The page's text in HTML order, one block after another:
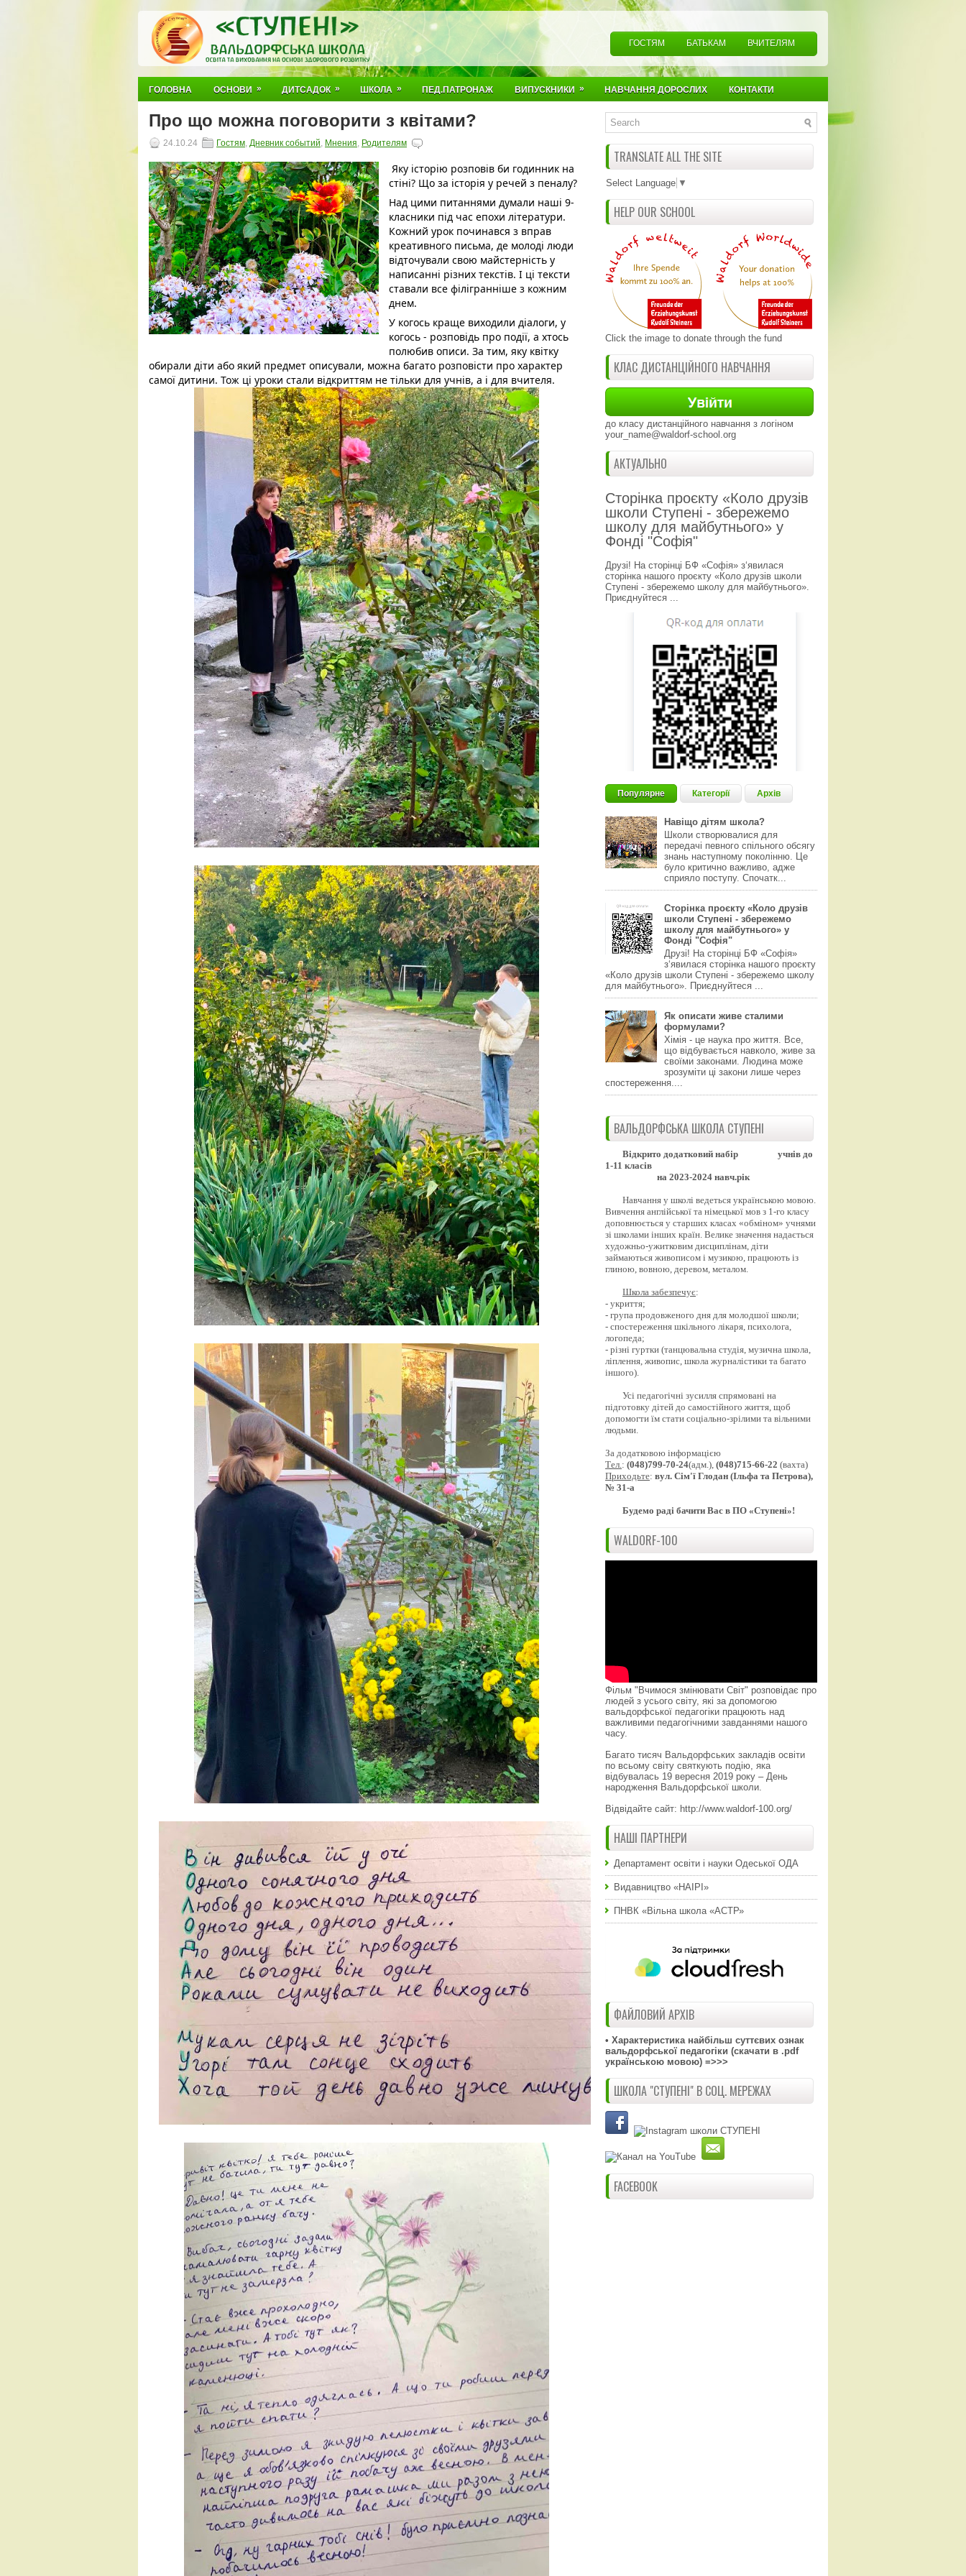
ГОСТЯМ БАТЬКАМ ВЧИТЕЛЯМ
ГОЛОВНА ОСНОВИ » ДИТСАДОК » ШКОЛА » ПЕД.ПАТРОНАЖ ВИПУСКНИКИ » НАВЧАННЯ ДОРОСЛИХ КОНТАКТИ
Про що можна поговорити з квітами?
24.10.24 Гостям, Дневник событий, Мнения, Родителям
стіні? Що за історія у речей з пеналу?
Над цими питаннями думали наші 9-
класники під час епохи літератури.
Кожний урок починався з вправ
креативного письма, де молоді люди
відточували свою майстерність у
написанні різних текстів. І ці тексти
ставали все філігранніше з кожним
днем.
У когось краще виходили діалоги, у
когось - розповідь про події, а хтось
полюбив описи. За тим, яку квітку
обирали діти або який предмет описували, можна багато розповісти про характер
самої дитини. Тож ці уроки стали відкриттям не тільки для учнів, а і для вчителя.
TRANSLATE ALL THE SITE
Select Language ▼
HELP OUR SCHOOL
Click the image to donate through the fund
КЛАС ДИСТАНЦІЙНОГО НАВЧАННЯ
до класу дистанційного навчання з логіном
your_name@waldorf-school.org
АКТУАЛЬНО
Сторінка проєкту «Коло друзів
школи Ступені - збережемо
школу для майбутнього» у
Фонді "Софія"
Друзі! На сторінці БФ «Софія» з‘явилася
сторінка нашого проєкту «Коло друзів школи
Ступені - збережемо школу для майбутнього».
Приєднуйтеся ...
Популярне Категорії Архів
Навіщо дітям школа?
Школи створювалися для
передачі певного спільного обсягу
знань наступному поколінню. Це
було критично важливо, адже
сприяло поступу. Спочатк...
Сторінка проєкту «Коло друзів
школи Ступені - збережемо
школу для майбутнього» у
Фонді "Софія"
Друзі! На сторінці БФ «Софія»
з‘явилася сторінка нашого проєкту
«Коло друзів школи Ступені - збережемо школу
для майбутнього». Приєднуйтеся ...
Як описати живе сталими
формулами?
Хімія - це наука про життя. Все,
що відбувається навколо, живе за
своїми законами. Людина може
зрозуміти ці закони лише через
спостереження....
ВАЛЬДОРФСЬКА ШКОЛА СТУПЕНІ
Відкрито додатковий набір
учнів до
1-11 класів
на 2023-2024 навч.рік
Навчання у школі ведеться українською мовою.
Вивчення англійської та німецької мов з 1-го класу
доповнюється у старших класах «обміном» учнями
зі школами інших країн. Велике значення надається
художньо-ужитковим дисциплінам, діти
займаються живописом і музикою, працюють із
глиною, вовною, деревом, металом.
Школа забезпечує:
- укриття;
- група продовженого дня для молодшої школи;
- спостереження шкільного лікаря, психолога,
логопеда;
- різні гуртки (танцювальна студія, музична школа,
ліплення, живопис, школа журналістики та багато
іншого).
Усі педагогічні зусилля спрямовані на
підготовку дітей до самостійного життя, щоб
допомогти їм стати соціально-зрілими та вільними
людьми.
За додатковою інформацією
Тел. : (048)799-70-24(адм.), (048)715-66-22 (вахта)
Приходьте: вул. Сім'ї Глодан (Ільфа та Петрова),
№ 31-а
Будемо раді бачити Вас в ПО «Ступені»!
WALDORF-100
Фільм "Вчимося змінювати Світ" розповідає про
людей з усього світу, які за допомогою
вальдорфської педагогіки працюють над
важливими педагогічними завданнями нашого
часу.
Багато тисяч Вальдорфських закладів освіти
по всьому світу святкують подію, яка
відбувалась 19 вересня 2019 року – День
народження Вальдорфської школи.
Відвідайте сайт: http://www.waldorf-100.org/
НАШІ ПАРТНЕРИ
Департамент освіти і науки Одеської ОДА
Видавництво «НАІРІ»
ПНВК «Вільна школа «АСТР»
ФАЙЛОВИЙ АРХІВ
• Характеристика найбільш суттєвих ознак
вальдорфської педагогіки (скачати в .pdf
українською мовою) =>>>
ШКОЛА "СТУПЕНІ" В СОЦ. МЕРЕЖАХ
FACEBOOK